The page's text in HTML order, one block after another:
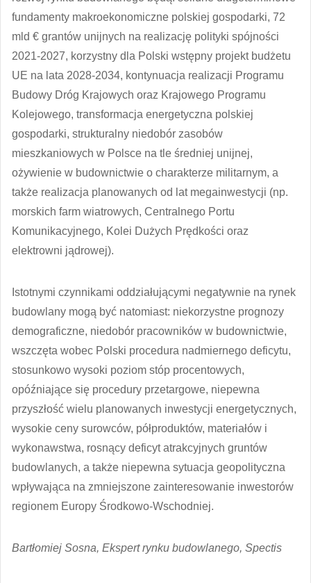
fundamenty makroekonomiczne polskiej gospodarki, 72
mld € grantów unijnych na realizację polityki spójności
2021-2027, korzystny dla Polski wstępny projekt budżetu
UE na lata 2028-2034, kontynuacja realizacji Programu
Budowy Dróg Krajowych oraz Krajowego Programu
Kolejowego, transformacja energetyczna polskiej
gospodarki, strukturalny niedobór zasobów
mieszkaniowych w Polsce na tle średniej unijnej,
ożywienie w budownictwie o charakterze militarnym, a
także realizacja planowanych od lat megainwestycji (np.
morskich farm wiatrowych, Centralnego Portu
Komunikacyjnego, Kolei Dużych Prędkości oraz
elektrowni jądrowej).
Istotnymi czynnikami oddziałującymi negatywnie na rynek
budowlany mogą być natomiast: niekorzystne prognozy
demograficzne, niedobór pracowników w budownictwie,
wszczęta wobec Polski procedura nadmiernego deficytu,
stosunkowo wysoki poziom stóp procentowych,
opóźniające się procedury przetargowe, niepewna
przyszłość wielu planowanych inwestycji energetycznych,
wysokie ceny surowców, półproduktów, materiałów i
wykonawstwa, rosnący deficyt atrakcyjnych gruntów
budowlanych, a także niepewna sytuacja geopolityczna
wpływająca na zmniejszone zainteresowanie inwestorów
regionem Europy Środkowo-Wschodniej.
Bartłomiej Sosna, Ekspert rynku budowlanego, Spectis